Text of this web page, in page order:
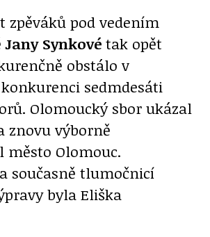
zpěváků pod vedením
Jany Synkové tak opět
obstálo v
sedmdesáti
Olomoucký sbor ukázal
znovu výborně
město Olomouc.
současně tlumočnicí
byla Eliška